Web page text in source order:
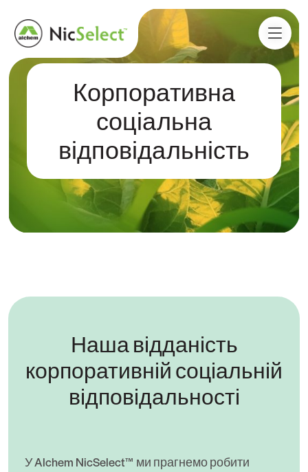
Корпоративна
соціальна
відповідальність
Наша відданість
корпоративній соціальній
відповідальності
У Alchem ​​NicSelect™ ми прагнемо робити